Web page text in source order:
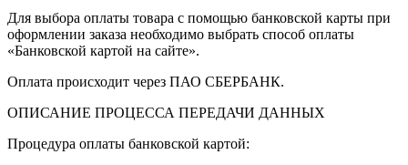
Для выбора оплаты товара с помощью банковской карты при
оформлении заказа необходимо выбрать способ оплаты
«Банковской картой на сайте».
Оплата происходит через ПАО СБЕРБАНК.
ОПИСАНИЕ ПРОЦЕССА ПЕРЕДАЧИ ДАННЫХ
Процедура оплаты банковской картой: